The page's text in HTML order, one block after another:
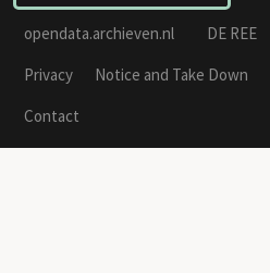
opendata.archieven.nl DE REE
Privacy
Notice and Take Down
Contact